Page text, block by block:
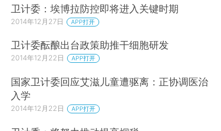
卫计委：埃博拉防控即将进入关键时期
2014年12月27日 APP打开
卫计委酝酿出台政策助推干细胞研发
2014年12月22日 APP打开
国家卫计委回应艾滋儿童遭驱离：正协调医治
入学
2014年12月22日 APP打开